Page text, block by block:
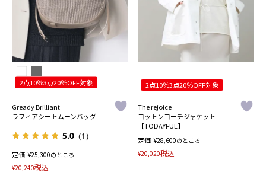
2点10％3点20％OFF対象
Gready Brilliant
ラフィアシートムーンバッグ
5.0 （1）
定価 ¥25,300のところ
¥20,240税込
2点10％3点20％OFF対象
The rejoice
コットンコーチジャケット
【TODAYFUL】
定価 ¥28,600のところ
¥20,020税込